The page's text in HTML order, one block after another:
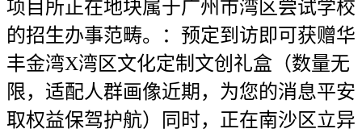
项目所正在地块属于广州市湾区尝试学校
的招生办事范畴。：预定到访即可获赠华
丰金湾X湾区文化定制文创礼盒（数量无
限，适配人群画像近期，为您的消息平安
取权益保驾护航）同时，正在南沙区立异